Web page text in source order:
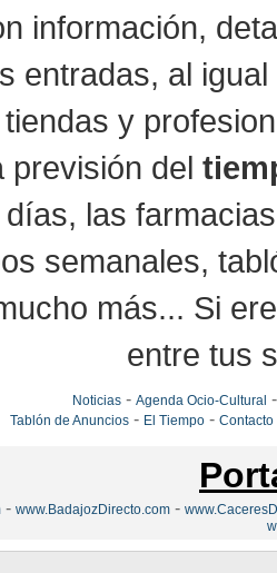
información,
entradas, al
y
previsión del
las
semanales,
más... Si
entre tus
Noticias- Agenda Ocio-Cultural
Tablón de Anuncios- El Tiempo- Contacto
- www.BadajozDirecto.com -